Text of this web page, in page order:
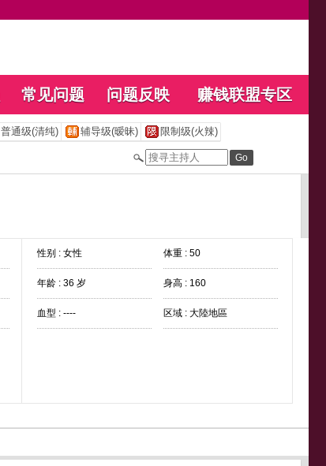
常见问题 问题反映 赚钱联盟专区
普通级(清纯) 辅导级(暧昧) 限制级(火辣)
性别 : 女性 体重 : 50
年龄 : 36 岁 身高 : 160
血型 : ---- 区域 : 大陸地區